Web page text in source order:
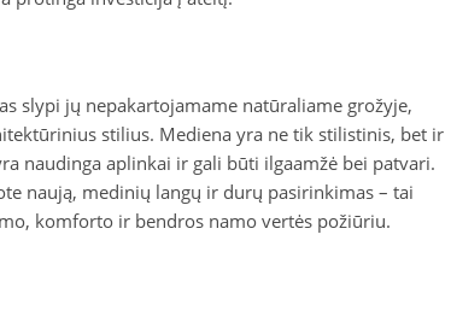
slypi jų nepakartojamame natūraliame grožyje,
stilius. Mediena yra ne tik stilistinis, bet ir
naudinga aplinkai ir gali būti ilgaamžė bei patvari.
naują, medinių langų ir durų pasirinkimas – tai
komforto ir bendros namo vertės požiūriu.